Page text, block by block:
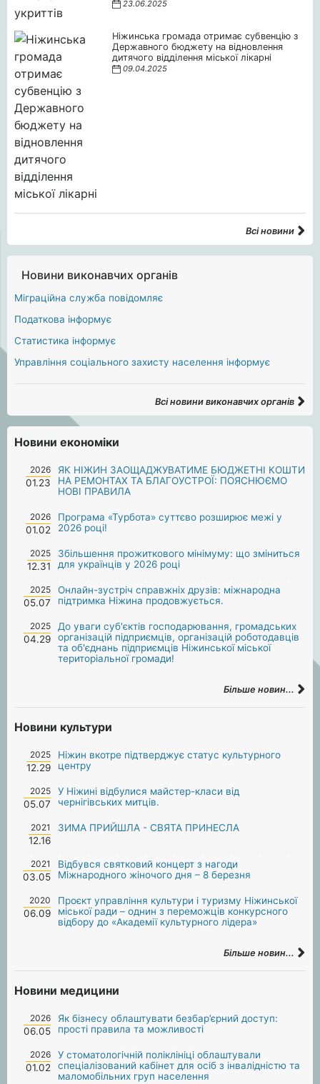
23.06.2025
Ніжинська громада отримає субвенцію з
Державного бюджету на відновлення
дитячого відділення міської лікарні
09.04.2025
Всі новини
Новини виконавчих органів
Міграційна служба повідомляє
Податкова інформує
Статистика інформує
Управління соціального захисту населення інформує
Всі новини виконавчих органів
Новини економіки
2026
01.23
ЯК НІЖИН ЗАОЩАДЖУВАТИМЕ БЮДЖЕТНІ КОШТИ
НА РЕМОНТАХ ТА БЛАГОУСТРОЇ: ПОЯСНЮЄМО
НОВІ ПРАВИЛА
2026
01.02
Програма «Турбота» суттєво розширює межі у
2026 році!
2025
12.31
Збільшення прожиткового мінімуму: що зміниться
для українців у 2026 році
2025
05.07
Онлайн-зустріч справжніх друзів: міжнародна
підтримка Ніжина продовжується.
2025
04.29
До уваги суб'єктів господарювання, громадських
організацій підприємців, організацій роботодавців
та об'єднань підприємців Ніжинської міської
територіальної громади!
Більше новин...
Новини культури
2025
12.29
Ніжин вкотре підтверджує статус культурного
центру
2025
05.07
У Ніжині відбулися майстер-класи від
чернігівських митців.
2021
12.16
ЗИМА ПРИЙШЛА - СВЯТА ПРИНЕСЛА
2021
03.05
Відбувся святковий концерт з нагоди
Міжнародного жіночого дня – 8 березня
2020
06.09
Проєкт управління культури і туризму Ніжинської
міської ради – однин з переможців конкурсного
відбору до «Академії культурного лідера»
Більше новин...
Новини медицини
2026
06.05
Як бізнесу облаштувати безбар’єрний доступ:
прості правила та можливості
2026
01.02
У стоматологічній поліклініці облаштували
спеціалізований кабінет для осіб з інвалідністю та
маломобільних груп населення